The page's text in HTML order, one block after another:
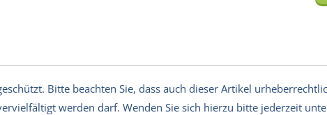
Bitte beachten Sie, dass auch dieser Artikel
werden darf. Wenden Sie sich hierzu bitte jederzeit